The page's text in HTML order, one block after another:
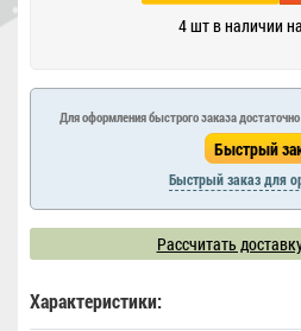
4 шт в наличии
Для оформления быстрого заказа
Быстрый заказ для
Рассчитать
Характеристики: